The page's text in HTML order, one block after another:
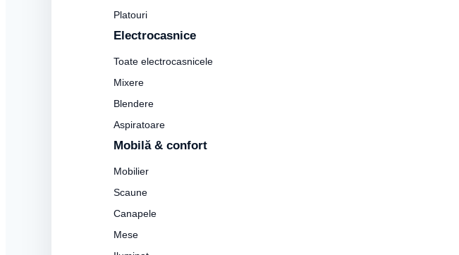
Platouri
Electrocasnice
Toate electrocasnicele
Mixere
Blendere
Aspiratoare
Mobilă & confort
Mobilier
Scaune
Canapele
Mese